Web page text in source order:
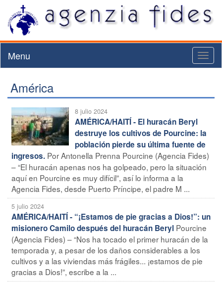
Menu
América
8 julio 2024
AMÉRICA/HAITÍ - El huracán Beryl
destruye los cultivos de Pourcine: la
población pierde su última fuente de
ingresos. Por Antonella Prenna Pourcine (Agencia Fides)
– “El huracán apenas nos ha golpeado, pero la situación
aquí en Pourcine es muy difícil”, así lo informa a la
Agencia Fides, desde Puerto Príncipe, el padre M ...
5 julio 2024
AMÉRICA/HAITÍ - “¡Estamos de pie gracias a Dios!”: un
misionero Camilo después del huracán Beryl Pourcine
(Agencia Fides) – “Nos ha tocado el primer huracán de la
temporada y, a pesar de los daños considerables a los
cultivos y a las viviendas más frágiles... ¡estamos de pie
gracias a Dios!”, escribe a la ...